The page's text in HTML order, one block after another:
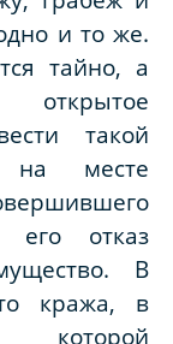
и то же.
тайно, а
такой
на месте
его отказ
В
кража, в
которой